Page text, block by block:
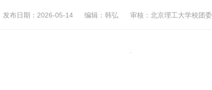
发布日期：2026-05-14 编辑：韩弘 审核：北京理工大学校团委